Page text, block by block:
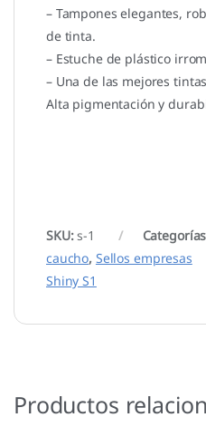
– Tampones elegantes,
de tinta.
– Estuche de plástico
– Una de las mejores
Alta pigmentación y
SKU:s-1
caucho, Sellos empresas
Shiny S1
Productos